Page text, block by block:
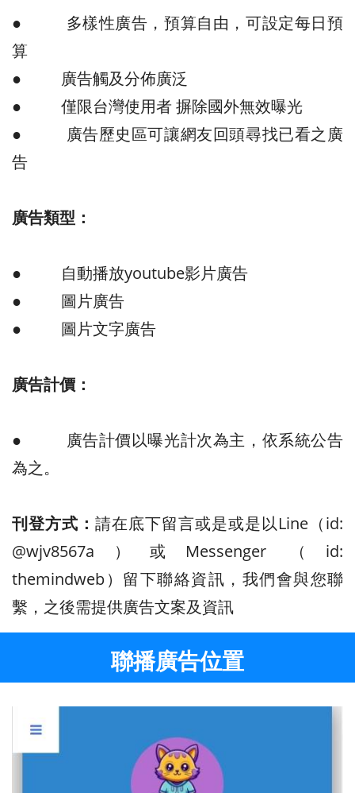
● 多樣性廣告，預算自由，可設定每日預
算
● 廣告觸及分佈廣泛
● 僅限台灣使用者 摒除國外無效曝光
● 廣告歷史區可讓網友回頭尋找已看之廣
告
廣告類型：
● 自動播放youtube影片廣告
● 圖片廣告
● 圖片文字廣告
廣告計價：
● 廣告計價以曝光計次為主，依系統公告
為之。
刊登方式： 請在底下留言或是或是以Line（id:
@wjv8567a ）或Messenger （id:
themindweb）留下聯絡資訊，我們會與您聯
繫，之後需提供廣告文案及資訊
聯播廣告位置